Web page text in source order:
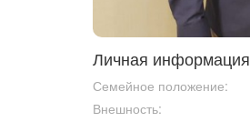
Личная информация
Семейное положение:
Внешность: